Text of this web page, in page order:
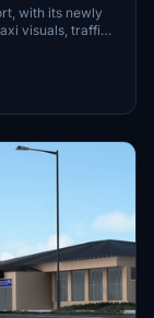
with its newly
visuals, traffic
scenery add-
Black Sea